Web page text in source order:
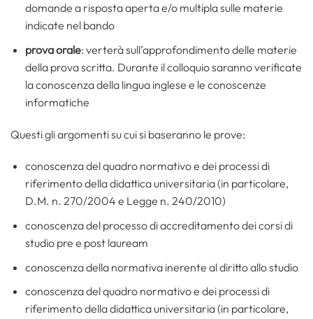
domande a risposta aperta e/o multipla sulle materie
indicate nel bando
prova orale: verterà sull’approfondimento delle materie
della prova scritta. Durante il colloquio saranno verificate
la conoscenza della lingua inglese e le conoscenze
informatiche
Questi gli argomenti su cui si baseranno le prove:
conoscenza del quadro normativo e dei processi di
riferimento della didattica universitaria (in particolare,
D.M. n. 270/2004 e Legge n. 240/2010)
conoscenza del processo di accreditamento dei corsi di
studio pre e post lauream
conoscenza della normativa inerente al diritto allo studio
conoscenza del quadro normativo e dei processi di
riferimento della didattica universitaria (in particolare,